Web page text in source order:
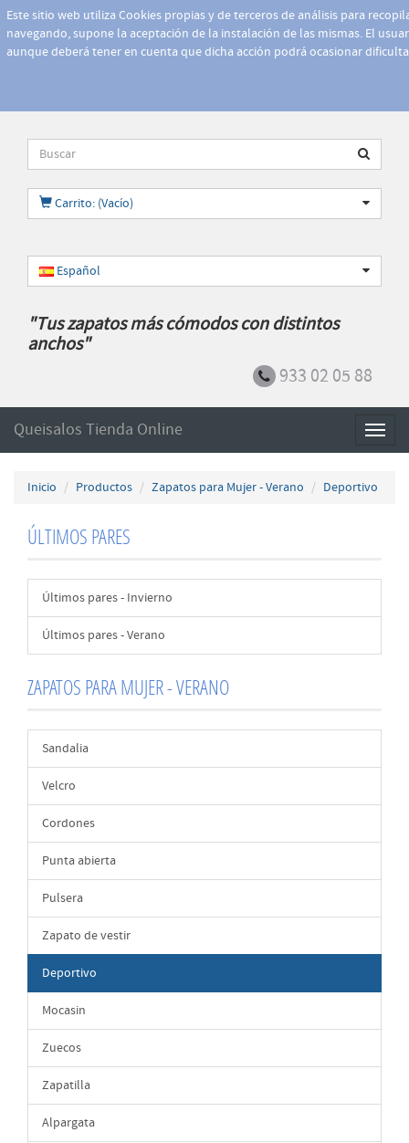
Este sitio web utiliza Cookies propias y de terceros de análisis para
navegando, supone la aceptación de la instalación de las mismas. El
aunque deberá tener en cuenta que dicha acción podrá ocasionar
Carrito: (Vacío)
Español
"Tus zapatos más cómodos con distintos
anchos"
933 02 05 88
Queisalos Tienda Online
Inicio Productos Zapatos para Mujer - Verano Deportivo
ÚLTIMOS PARES
Últimos pares - Invierno
Últimos pares - Verano
ZAPATOS PARA MUJER - VERANO
Sandalia
Velcro
Cordones
Punta abierta
Pulsera
Zapato de vestir
Deportivo
Mocasin
Zuecos
Zapatilla
Alpargata